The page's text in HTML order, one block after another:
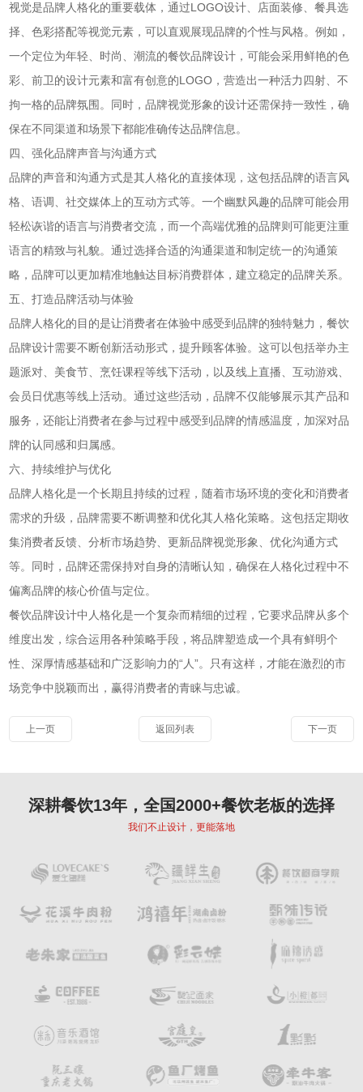
视觉是品牌人格化的重要载体，通过LOGO设计、店面装修、餐具选
择、色彩搭配等视觉元素，可以直观展现品牌的个性与风格。例如，
一个定位为年轻、时尚、潮流的餐饮品牌设计，可能会采用鲜艳的色
彩、前卫的设计元素和富有创意的LOGO，营造出一种活力四射、不
拘一格的品牌氛围。同时，品牌视觉形象的设计还需保持一致性，确
保在不同渠道和场景下都能准确传达品牌信息。
四、强化品牌声音与沟通方式
品牌的声音和沟通方式是其人格化的直接体现，这包括品牌的语言风
格、语调、社交媒体上的互动方式等。一个幽默风趣的品牌可能会用
轻松诙谐的语言与消费者交流，而一个高端优雅的品牌则可能更注重
语言的精致与礼貌。通过选择合适的沟通渠道和制定统一的沟通策
略，品牌可以更加精准地触达目标消费群体，建立稳定的品牌关系。
五、打造品牌活动与体验
品牌人格化的目的是让消费者在体验中感受到品牌的独特魅力，餐饮
品牌设计需要不断创新活动形式，提升顾客体验。这可以包括举办主
题派对、美食节、烹饪课程等线下活动，以及线上直播、互动游戏、
会员日优惠等线上活动。通过这些活动，品牌不仅能够展示其产品和
服务，还能让消费者在参与过程中感受到品牌的情感温度，加深对品
牌的认同感和归属感。
六、持续维护与优化
品牌人格化是一个长期且持续的过程，随着市场环境的变化和消费者
需求的升级，品牌需要不断调整和优化其人格化策略。这包括定期收
集消费者反馈、分析市场趋势、更新品牌视觉形象、优化沟通方式
等。同时，品牌还需保持对自身的清晰认知，确保在人格化过程中不
偏离品牌的核心价值与定位。
餐饮品牌设计中人格化是一个复杂而精细的过程，它要求品牌从多个
维度出发，综合运用各种策略手段，将品牌塑造成一个具有鲜明个
性、深厚情感基础和广泛影响力的“人”。只有这样，才能在激烈的市
场竞争中脱颖而出，赢得消费者的青睐与忠诚。
上一页 返回列表 下一页
深耕餐饮13年，全国2000+餐饮老板的选择
我们不止设计，更能落地